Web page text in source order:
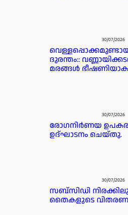
30/07/2026
ദുരന്തം::
മരങ്ങൾ
30/07/2026
രോഗനിർണയ
ഉദ്ഘാടനം ചെയ്തു.
30/07/2026
സബ്സിഡി
തൈകളുടെ